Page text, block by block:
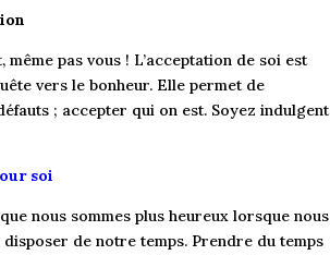
même pas vous ! L’acceptation de soi est
vers le bonheur. Elle permet de
; accepter qui on est. Soyez indulgent
soi
nous sommes plus heureux lorsque nous
disposer de notre temps. Prendre du temps